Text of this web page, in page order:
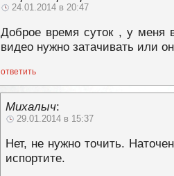
24.01.2014 в 20:47
Доброе время суток , у меня
видео нужно затачивать или
ответить
Михалыч:
29.01.2014 в 15:37
Нет, не нужно точить.
испортите.